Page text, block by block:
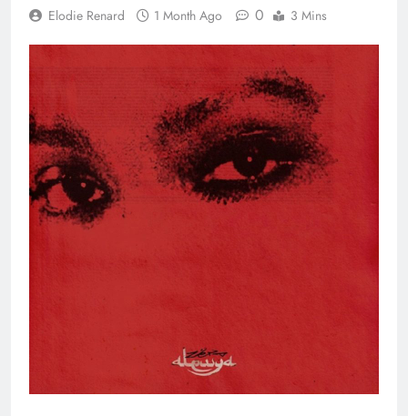
Elodie Renard 1 Month Ago 0 3 Mins